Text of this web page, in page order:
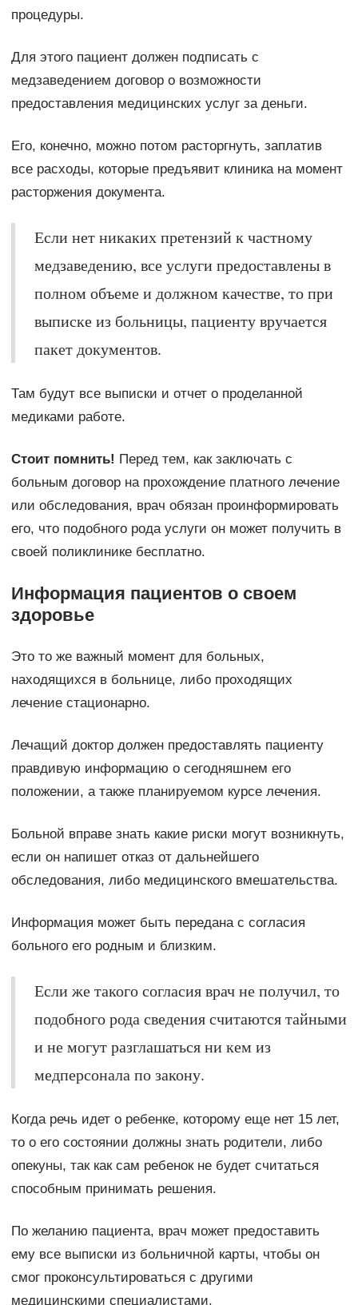
процедуры.
Для этого пациент должен подписать с
медзаведением договор о возможности
предоставления медицинских услуг за деньги.
Его, конечно, можно потом расторгнуть, заплатив
все расходы, которые предъявит клиника на момент
расторжения документа.
Если нет никаких претензий к частному
медзаведению, все услуги предоставлены в
полном объеме и должном качестве, то при
выписке из больницы, пациенту вручается
пакет документов.
Там будут все выписки и отчет о проделанной
медиками работе.
Стоит помнить! Перед тем, как заключать с
больным договор на прохождение платного лечение
или обследования, врач обязан проинформировать
его, что подобного рода услуги он может получить в
своей поликлинике бесплатно.
Информация пациентов о своем
здоровье
Это то же важный момент для больных,
находящихся в больнице, либо проходящих
лечение стационарно.
Лечащий доктор должен предоставлять пациенту
правдивую информацию о сегодняшнем его
положении, а также планируемом курсе лечения.
Больной вправе знать какие риски могут возникнуть,
если он напишет отказ от дальнейшего
обследования, либо медицинского вмешательства.
Информация может быть передана с согласия
больного его родным и близким.
Если же такого согласия врач не получил, то
подобного рода сведения считаются тайными
и не могут разглашаться ни кем из
медперсонала по закону.
Когда речь идет о ребенке, которому еще нет 15 лет,
то о его состоянии должны знать родители, либо
опекуны, так как сам ребенок не будет считаться
способным принимать решения.
По желанию пациента, врач может предоставить
ему все выписки из больничной карты, чтобы он
смог проконсультироваться с другими
медицинскими специалистами.